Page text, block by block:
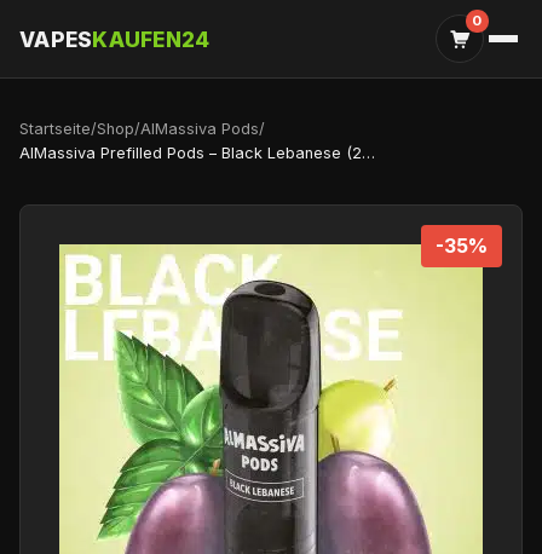
VAPESKAUFEN24
0
Startseite/Shop/AlMassiva Pods/
AlMassiva Prefilled Pods – Black Lebanese (2er Pack)
-35%